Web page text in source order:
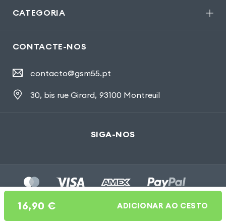
16,90 € ADICIONAR AO CESTO
CATEGORIA
CONTACTE-NOS
contacto@gsm55.pt
30, bis rue Girard, 93100 Montreuil
SIGA-NOS